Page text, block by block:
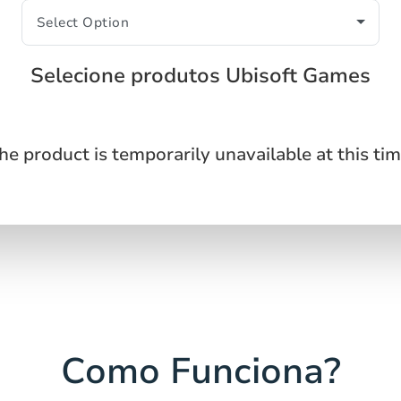
Selecione produtos Ubisoft Games
product is temporarily unavailable at this
Como Funciona?